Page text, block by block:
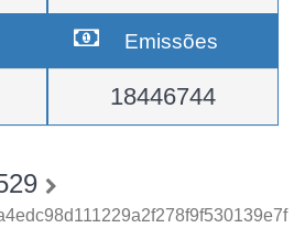
Emissões
18446744